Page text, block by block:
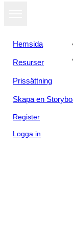
Hemsida
Resurser
Prissättning
Skapa en
Register
Logga in